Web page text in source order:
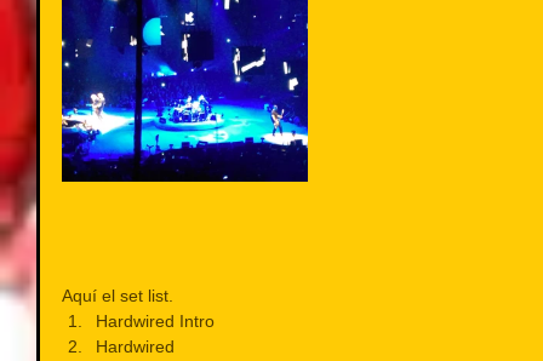
Aquí el set list.
Hardwired Intro
Hardwired